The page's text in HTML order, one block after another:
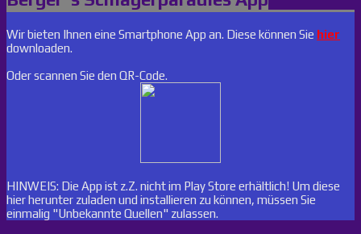
Wir bieten Ihnen eine Smartphone App an. Diese können Sie hier
downloaden.
Oder scannen Sie den QR-Code.
HINWEIS: Die App ist z.Z. nicht im Play Store erhältlich! Um diese
hier herunter zuladen und installieren zu können, müssen Sie
einmalig "Unbekannte Quellen" zulassen.